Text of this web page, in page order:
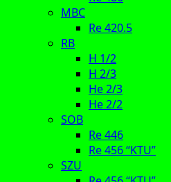
MBC
Re 420.5
RB
H 1/2
H 2/3
He 2/3
He 2/2
SOB
Re 446
Re 456 “KTU”
SZU